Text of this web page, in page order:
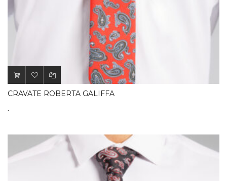
CRAVATE ROBERTA GALIFFA
.